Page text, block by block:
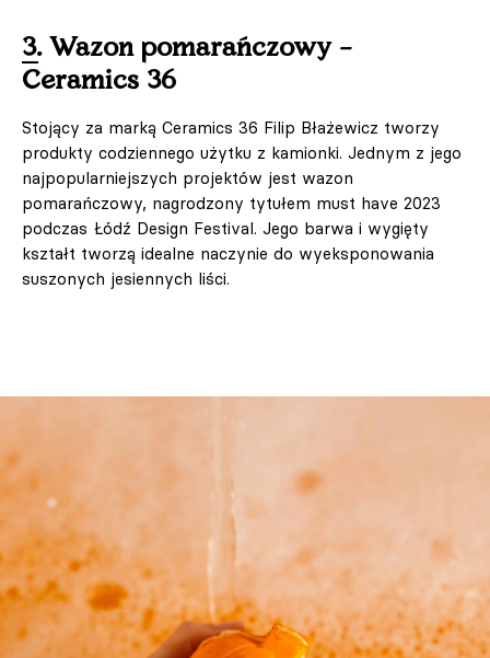
3. Wazon pomarańczowy –
Ceramics 36
Stojący za marką Ceramics 36 Filip Błażewicz tworzy
produkty codziennego użytku z kamionki. Jednym z jego
najpopularniejszych projektów jest wazon
pomarańczowy, nagrodzony tytułem must have 2023
podczas Łódź Design Festival. Jego barwa i wygięty
kształt tworzą idealne naczynie do wyeksponowania
suszonych jesiennych liści.